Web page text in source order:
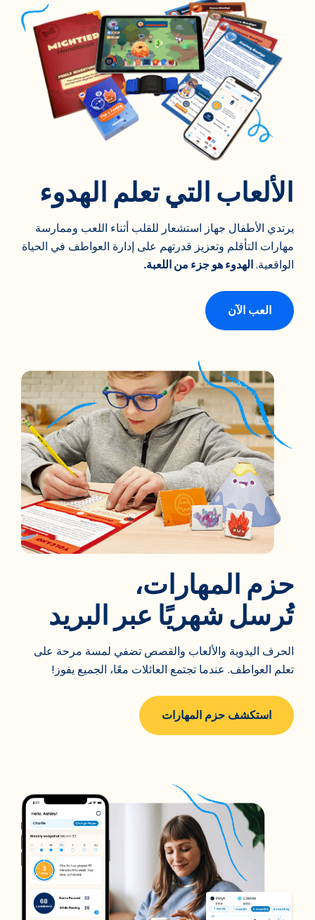
الألعاب التي تعلم الهدوء
يرتدي الأطفال جهاز استشعار للقلب أثناء اللعب وممارسة
مهارات التأقلم وتعزيز قدرتهم على إدارة العواطف في الحياة
الواقعية.الهدوء هو جزء من اللعبة.
العب الآن
حزم المهارات،
تُرسل شهريًا عبر البريد
الحرف اليدوية والألعاب والقصص تضفي لمسة مرحة على
تعلم العواطف. عندما تجتمع العائلات معًا، الجميع يفوز!
استكشف حزم المهارات